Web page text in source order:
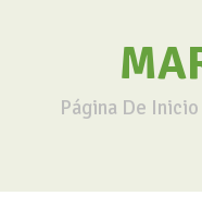
Página De Inicio